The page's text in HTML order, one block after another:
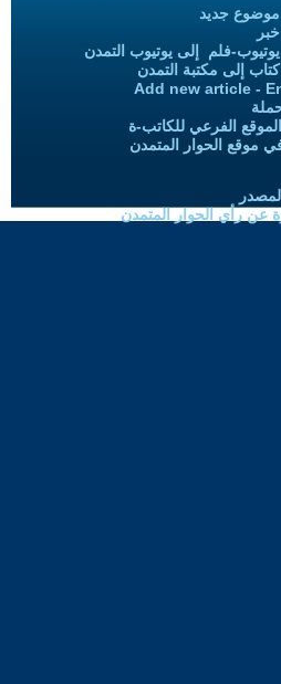
موضوع جديد
فلم إلى يوتيوب التمدن
إلى مكتبة التمدن
Add new article -
الفرعي للكاتب-ة
موقع الحوار المتمدن
عن رأي الحوار المتمدن